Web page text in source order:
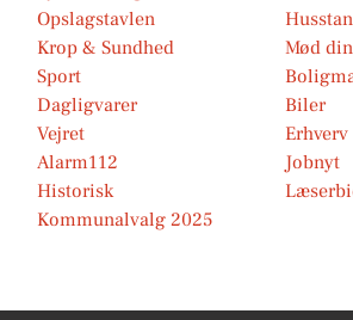
Opslagstavlen
Krop & Sundhed
Mød
Sport
Dagligvarer
Biler
Vejret
Erhverv
Alarm112
Jobnyt
Historisk
Kommunalvalg 2025